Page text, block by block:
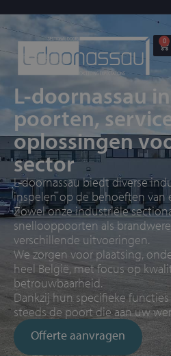
0
L-doornassau
poorten,
oplossingen
sector
L-doornassau biedt diverse
inspelen op de behoeften van
Zowel onze industriële
snellooppoorten als
verschillende uitvoeringen.
We zorgen voor plaatsing,
heel België, met focus op
betrouwbaarheid.
Dankzij hun specifieke
steeds de poort die aan uw
Offerte aanvragen